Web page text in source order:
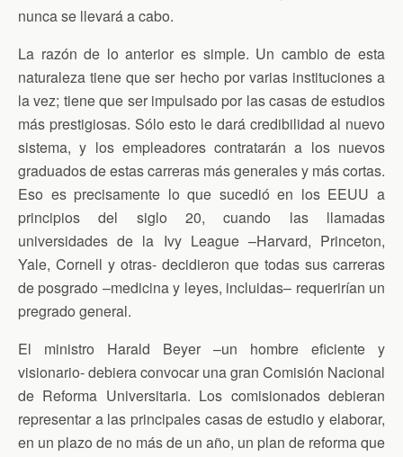
nunca se llevará a cabo.
La razón de lo anterior es simple. Un cambio de esta
naturaleza tiene que ser hecho por varias instituciones a
la vez; tiene que ser impulsado por las casas de estudios
más prestigiosas. Sólo esto le dará credibilidad al nuevo
sistema, y los empleadores contratarán a los nuevos
graduados de estas carreras más generales y más cortas.
Eso es precisamente lo que sucedió en los EEUU a
principios del siglo 20, cuando las llamadas
universidades de la Ivy League –Harvard, Princeton,
Yale, Cornell y otras- decidieron que todas sus carreras
de posgrado –medicina y leyes, incluidas– requerirían un
pregrado general.
El ministro Harald Beyer –un hombre eficiente y
visionario- debiera convocar una gran Comisión Nacional
de Reforma Universitaria. Los comisionados debieran
representar a las principales casas de estudio y elaborar,
en un plazo de no más de un año, un plan de reforma que